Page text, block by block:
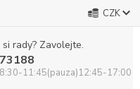
CZK
rady? Zavolejte.
11:45(pauza)12:45-17:00